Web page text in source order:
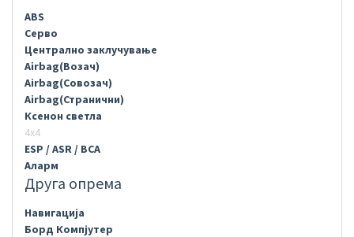
ABS
Серво
Централно заклучување
Airbag(Возач)
Airbag(Совозач)
Airbag(Странични)
Ксенон светла
4х4
ESP / ASR / BCA
Аларм
Друга опрема
Навигација
Борд Компјутер